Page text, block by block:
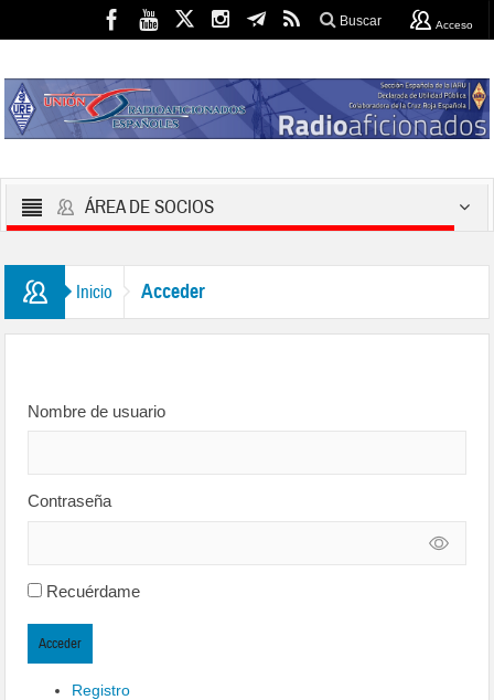
Buscar Acceso
ÁREA DE SOCIOS
Inicio Acceder
Nombre de usuario
Contraseña
Recuérdame
Acceder
Registro